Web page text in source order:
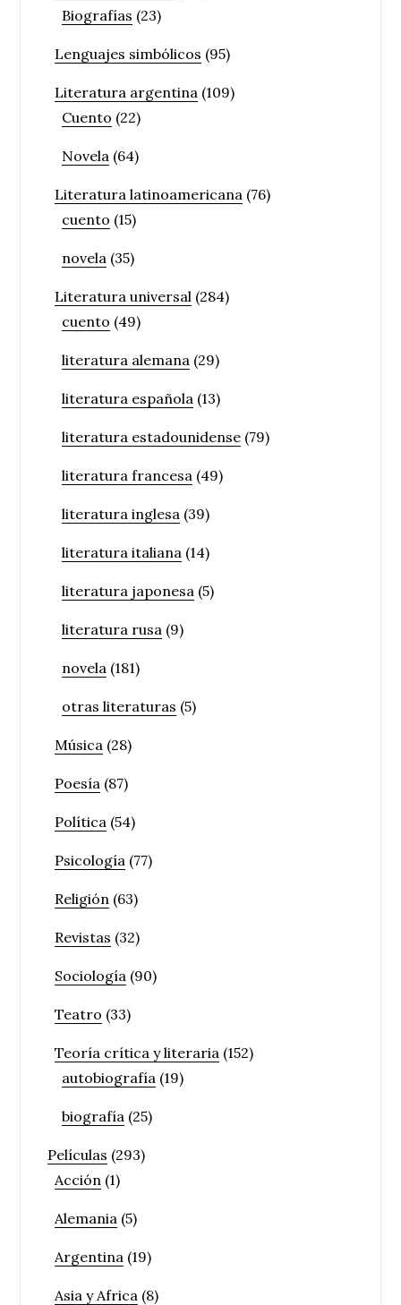
Biografías (23)
Lenguajes simbólicos (95)
Literatura argentina (109)
Cuento (22)
Novela (64)
Literatura latinoamericana (76)
cuento (15)
novela (35)
Literatura universal (284)
cuento (49)
literatura alemana (29)
literatura española (13)
literatura estadounidense (79)
literatura francesa (49)
literatura inglesa (39)
literatura italiana (14)
literatura japonesa (5)
literatura rusa (9)
novela (181)
otras literaturas (5)
Música (28)
Poesía (87)
Política (54)
Psicología (77)
Religión (63)
Revistas (32)
Sociología (90)
Teatro (33)
Teoría crítica y literaria (152)
autobiografía (19)
biografía (25)
Películas (293)
Acción (1)
Alemania (5)
Argentina (19)
Asia y Africa (8)